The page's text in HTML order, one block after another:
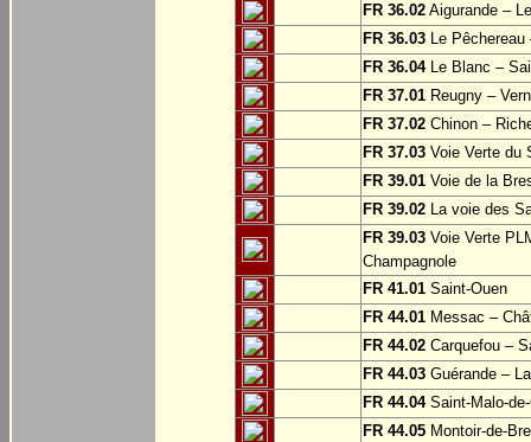
FR 36.02 Aigurande –
FR 36.03 Le
FR 36.04Le Blanc –
FR 37.01 Reugny –
FR 37.02 Chinon –
FR 37.03 Voie Verte du
FR 39.01 Voie de la
FR 39.02 La voie des
FR 39.03 Voie Verte
Champagnole
FR 41.01 Saint-Ouen
FR 44.01 Messac –
FR 44.02 Carquefou –
FR 44.03 Guérande –
FR 44.04Saint-Malo-
FR 44.05 Montoir-de-